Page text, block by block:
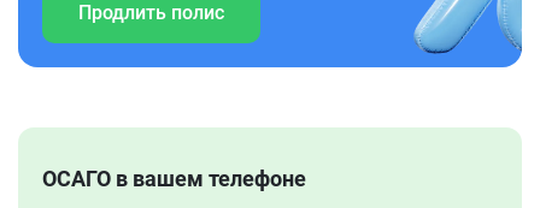
Продлить полис
ОСАГО в вашем телефоне